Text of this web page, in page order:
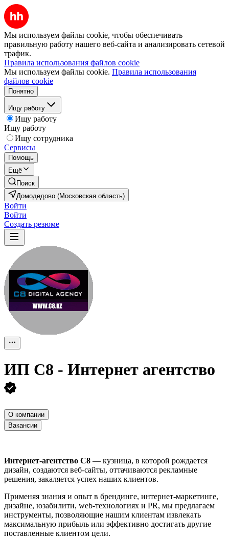
Мы используем файлы cookie, чтобы обеспечивать
правильную работу нашего веб-сайта и анализировать сетевой
трафик.
Правила использования файлов cookie
Мы используем файлы cookie. Правила использования
файлов cookie
Понятно
Ищу работу
Ищу работу
Ищу работу
Ищу сотрудника
Сервисы
Помощь
Ещё
Поиск
Домодедово (Московская область)
Войти
Войти
Создать резюме
ИП С8 - Интернет агентство
О компании
Вакансии
Интернет-агентство C8 — кузница, в которой рождается
дизайн, создаются веб-сайты, оттачиваются рекламные
решения, закаляется успех наших клиентов.
Применяя знания и опыт в брендинге, интернет-маркетинге,
дизайне, юзабилити, web-технологиях и PR, мы предлагаем
инструменты, позволяющие нашим клиентам извлекать
максимальную прибыль или эффективно достигать другие
поставленные клиентом цели.